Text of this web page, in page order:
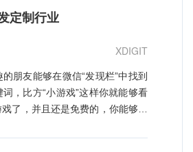
图片组合成一个相册。88二维码
示方式，您可以平铺展示您的图
册。 2、图片二维码满足多种行
助平面设计师、摄影师、设计机
易地与客户沟通，更有效地向用
例。求职者可以将二维码添加到
甚至大型海报广告上。 3、便于
定制行业
XDIGIT
朋友能够在微信“发现栏”中找到
，比方“小游戏”这样你就能够看
了，并且还是免费的，你能够经
演着东西的人物，还有许多小程